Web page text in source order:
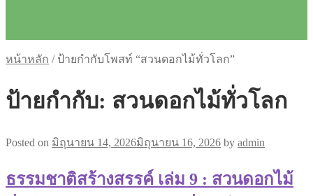
หน้าหลัก / ป้ายกำกับโพสท์ “สวนดอกไม้ทั่วโลก”
ป้ายกำกับ: สวนดอกไม้ทั่วโลก
Posted on มิถุนายน 14, 2026มิถุนายน 16, 2026 by admin
ธรรมชาติสร้างสรรค์ เล่ม 9 : สวนดอกไม้